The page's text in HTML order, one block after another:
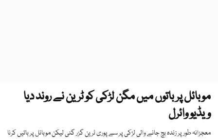
موبائل پر باتوں میں مگن لڑکی کو ٹرین نے روند دیا
ویڈیو وائرل
معجزانہ طور پر زندہ بچ جانے والی لڑکی پر سے پوری ٹرین گزر گئی لیکن موبائل پر باتیں کرنا